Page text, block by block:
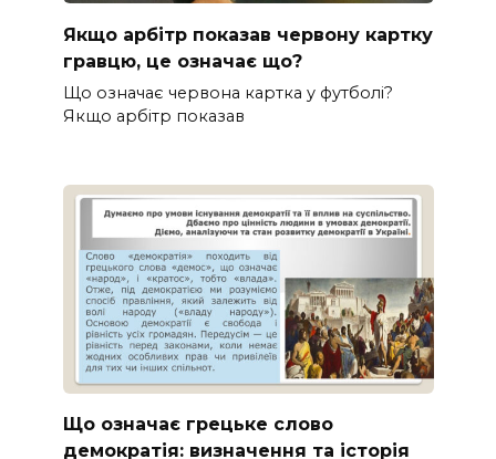
Якщо арбітр показав червону картку
гравцю, це означає що?
Що означає червона картка у футболі?
Якщо арбітр показав
Що означає грецьке слово
демократія: визначення та історія